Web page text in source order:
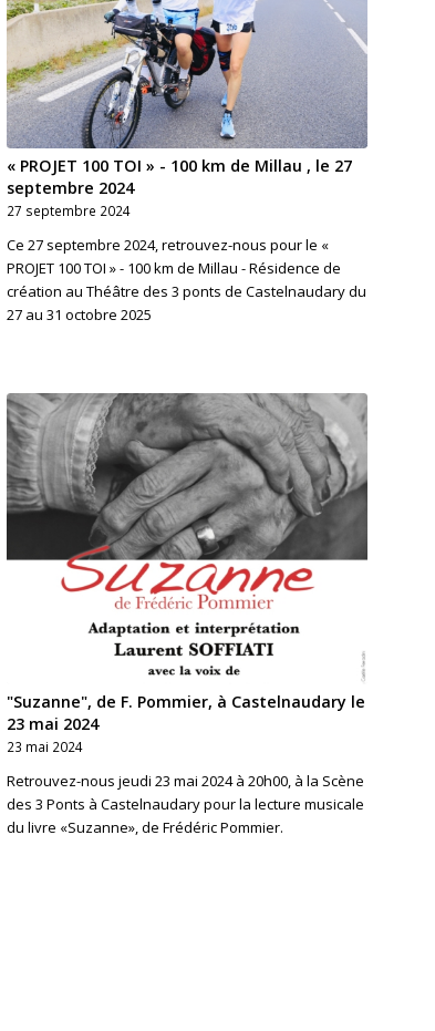
« PROJET 100 TOI » - 100 km de Millau , le 27
septembre 2024
27 septembre 2024
Ce 27 septembre 2024, retrouvez-nous pour le «
PROJET 100 TOI » - 100 km de Millau - Résidence de
création au Théâtre des 3 ponts de Castelnaudary du
27 au 31 octobre 2025
"Suzanne", de F. Pommier, à Castelnaudary le
23 mai 2024
23 mai 2024
Retrouvez-nous jeudi 23 mai 2024 à 20h00, à la Scène
des 3 Ponts à Castelnaudary pour la lecture musicale
du livre «Suzanne», de Frédéric Pommier.